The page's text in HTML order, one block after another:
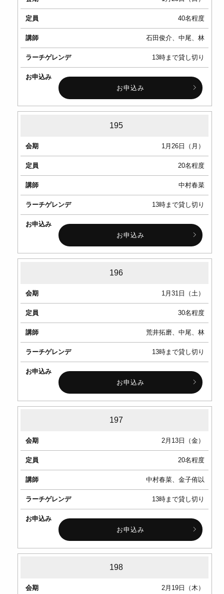
期
定
員
講
ラ
ゲ
レ
ン
お
申
み
40名程度
石田俊介、中尾、林
13時まで貸し切り
お申込み
195
1月26日（月）
20名程度
中村春菜
13時まで貸し切り
お申込み
196
1月31日（土）
30名程度
荒井拓磨、中尾、林
13時まで貸し切り
お申込み
197
2月13日（金）
20名程度
中村春菜、金子侑以
13時まで貸し切り
お申込み
198
2月19日（木）